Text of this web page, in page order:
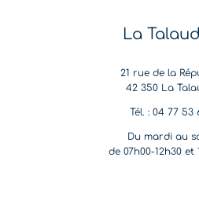
La
21 rue de la
42 350 La
Tél. : 04 77 53
Du mardi au
de 07h00-12h30 et